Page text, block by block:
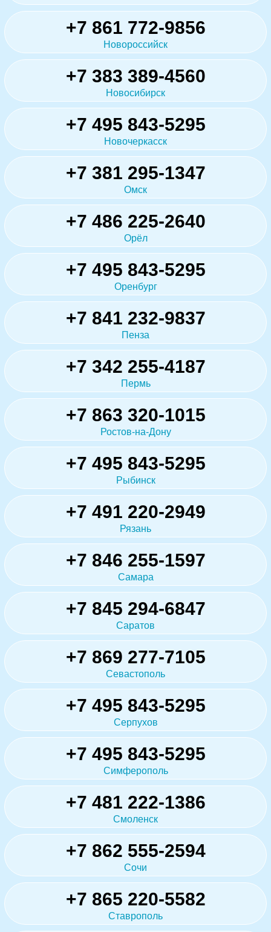
+7 861 772-9856
Новороссийск
+7 383 389-4560
Новосибирск
+7 495 843-5295
Новочеркасск
+7 381 295-1347
Омск
+7 486 225-2640
Орёл
+7 495 843-5295
Оренбург
+7 841 232-9837
Пенза
+7 342 255-4187
Пермь
+7 863 320-1015
Ростов-на-Дону
+7 495 843-5295
Рыбинск
+7 491 220-2949
Рязань
+7 846 255-1597
Самара
+7 845 294-6847
Саратов
+7 869 277-7105
Севастополь
+7 495 843-5295
Серпухов
+7 495 843-5295
Симферополь
+7 481 222-1386
Смоленск
+7 862 555-2594
Сочи
+7 865 220-5582
Ставрополь